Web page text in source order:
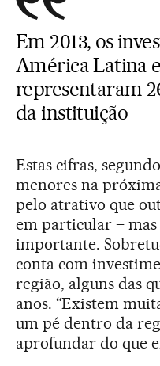
Em 2013, os
América Latina
representaram
da instituição
Estas cifras,
menores na
pelo atrativo que
em particular –
importante.
conta com
região, alguns das
anos. “Existem
um pé dentro da
aprofundar do que